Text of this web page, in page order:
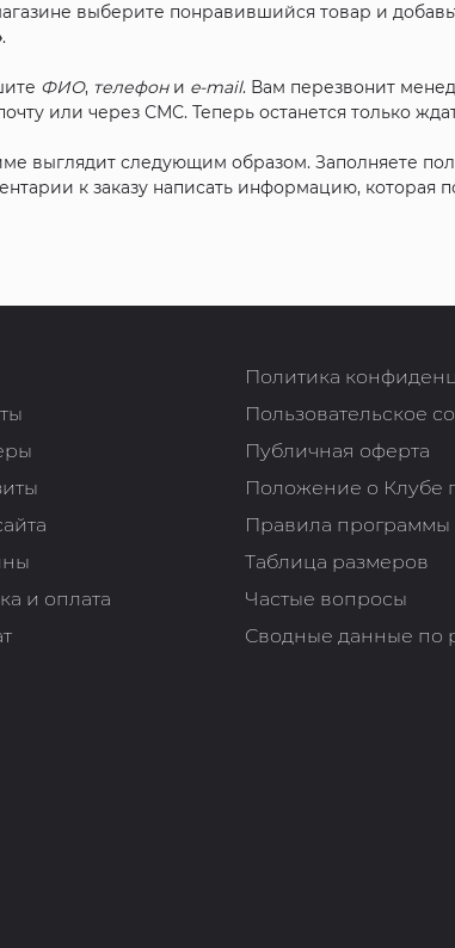
выберите понравившийся товар и
.
ФИО, телефони e-mail. Вам перезвонит
или через СМС. Теперь останется только
выглядит следующим образом. Заполняете
к заказу написать информацию,
и оплата
Политика
Пользовательское
Публичная оферта
Положение о Клубе
Правила программы
Таблица размеров
Частые вопросы
Сводные данные по